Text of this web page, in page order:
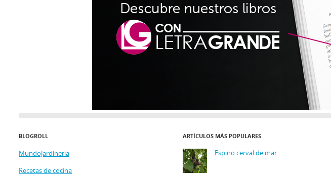
BLOGROLL
MundoJardineria
Recetas de cocina
ARTÍCULOS MÁS POPULARES
Espino cerval de mar